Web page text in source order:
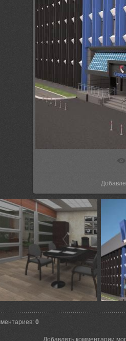
В
: 0
Добавлять комментарии